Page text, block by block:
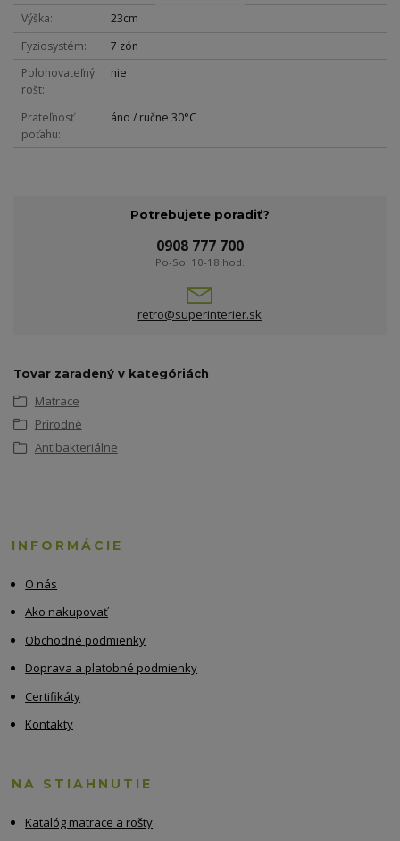
Výška
23cm
Fyziosystém
7 zón
Polohovateľný
rošt
nie
Prateľnosť
poťahu
áno / ručne 30°C
Potrebujete poradiť?
0908 777 700
Po-So: 10-18 hod.
retro@superinterier.sk
Tovar zaradený v kategóriách
Matrace
Prírodné
Antibakteriálne
INFORMÁCIE
O nás
Ako nakupovať
Obchodné podmienky
Doprava a platobné podmienky
Certifikáty
Kontakty
NA STIAHNUTIE
Katalóg matrace a rošty